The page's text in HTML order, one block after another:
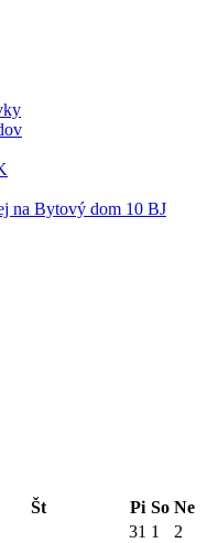
na Bytový dom 10 BJ
Št Pi So Ne
31 1 2